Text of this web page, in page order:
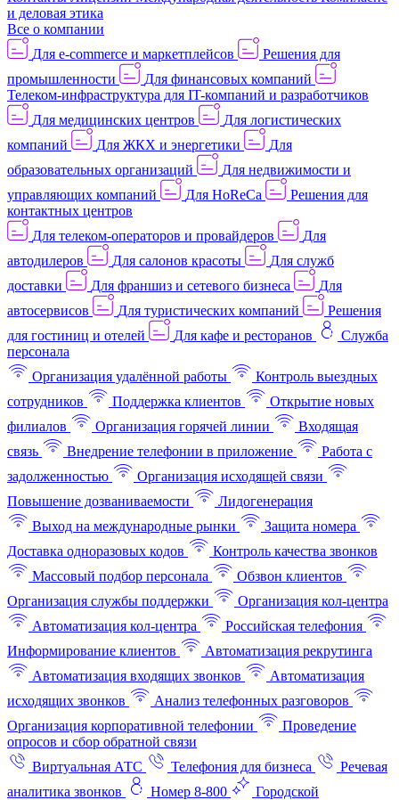
и деловая этика
Все о компании
Для e-commerce и маркетплейсов
Решения для
промышленности
Для финансовых компаний
Телеком-инфраструктура для IT-компаний и разработчиков
Для медицинских центров
Для логистических
компаний
Для ЖКХ и энергетики
Для
образовательных организаций
Для недвижимости и
управляющих компаний
Для HoReCa
Решения для
контактных центров
Для телеком-операторов и провайдеров
Для
автодилеров
Для салонов красоты
Для служб
доставки
Для франшиз и сетевого бизнеса
Для
автосервисов
Для туристических компаний
Решения
для гостиниц и отелей
Для кафе и ресторанов
Служба
персонала
Организация удалённой работы
Контроль выездных
сотрудников
Поддержка клиентов
Открытие новых
филиалов
Организация горячей линии
Входящая
связь
Внедрение телефонии в приложение
Работа с
задолженностью
Организация исходящей связи
Повышение дозваниваемости
Лидогенерация
Выход на международные рынки
Защита номера
Доставка одноразовых кодов
Контроль качества звонков
Массовый подбор персонала
Обзвон клиентов
Организация службы поддержки
Организация кол-центра
Автоматизация кол-центра
Российская телефония
Информирование клиентов
Автоматизация рекрутинга
Автоматизация входящих звонков
Автоматизация
исходящих звонков
Анализ телефонных разговоров
Организация корпоративной телефонии
Проведение
опросов и сбор обратной связи
Виртуальная АТС
Телефония для бизнеса
Речевая
аналитика звонков
Номер 8-800
Городской